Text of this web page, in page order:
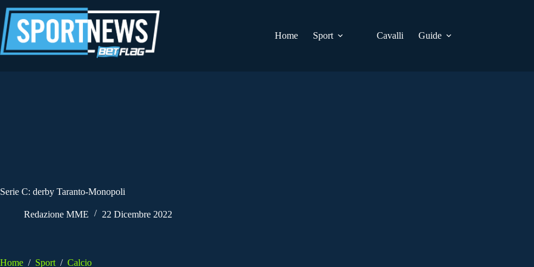
al
contenuto
Home
Sport Cavalli Guide
Serie C: derby Taranto-Monopoli
Redazione MME 22 Dicembre 2022
Home / Sport / Calcio